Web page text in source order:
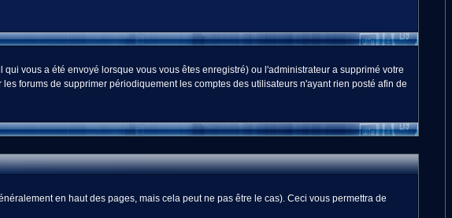
vous a été envoyé lorsque vous vous êtes enregistré) ou l'administrateur a supprimé votre
forums de supprimer périodiquement les comptes des utilisateurs n'ayant rien posté afin de
en haut des pages, mais cela peut ne pas être le cas). Ceci vous permettra de